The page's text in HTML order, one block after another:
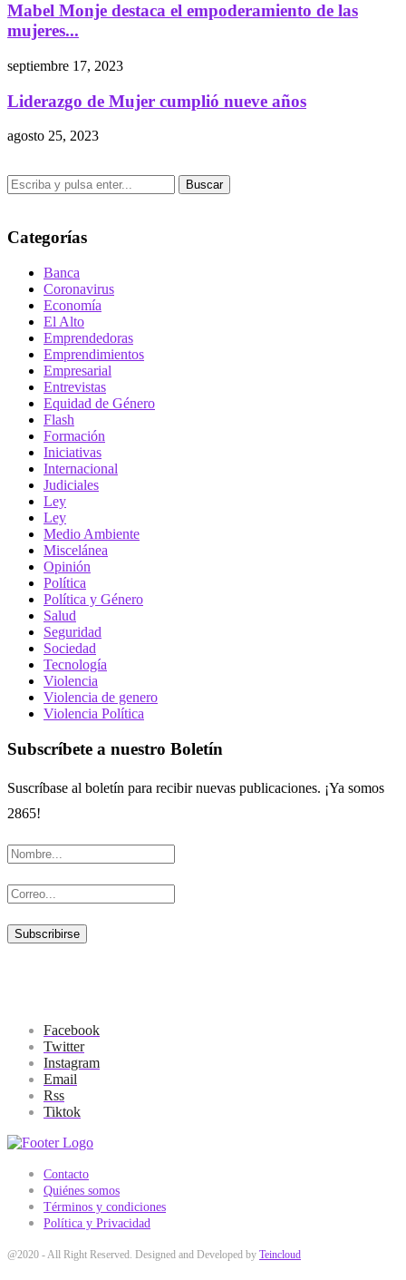
Mabel Monje destaca el empoderamiento de las
mujeres...
septiembre 17, 2023
Liderazgo de Mujer cumplió nueve años
agosto 25, 2023
Buscar
Categorías
Banca
Coronavirus
Economía
El Alto
Emprendedoras
Emprendimientos
Empresarial
Entrevistas
Equidad de Género
Flash
Formación
Iniciativas
Internacional
Judiciales
Ley
Ley
Medio Ambiente
Miscelánea
Opinión
Política
Política y Género
Salud
Seguridad
Sociedad
Tecnología
Violencia
Violencia de genero
Violencia Política
Subscríbete a nuestro Boletín
Suscríbase al boletín para recibir nuevas publicaciones. ¡Ya somos
2865!
Facebook
Twitter
Instagram
Email
Rss
Tiktok
Contacto
Quiénes somos
Términos y condiciones
Política y Privacidad
@2020 - All Right Reserved. Designed and Developed by Teincloud